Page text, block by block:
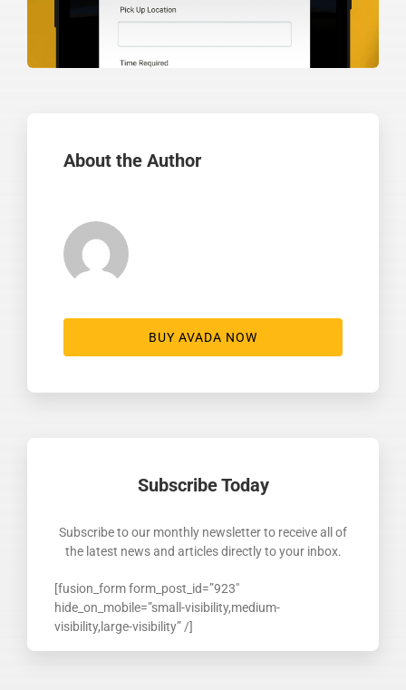
About the Author
BUY AVADA NOW
Subscribe Today
Subscribe to our monthly newsletter to receive all of
the latest news and articles directly to your inbox.
[fusion_form form_post_id=”923″
hide_on_mobile=”small-visibility,medium-
visibility,large-visibility” /]